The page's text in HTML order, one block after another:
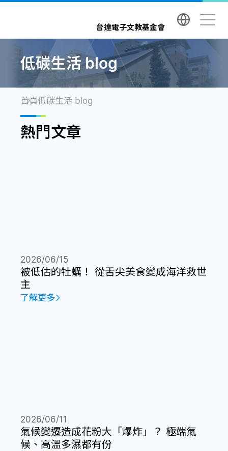
台達電子文教基金會
低碳生活 blog
首頁低碳生活 blog
熱門文章
被低估的牡蠣！ 從舌尖美食變成海洋救世
主
2026/06/15
了解更多
氣候變遷造成花粉大「爆炸」？ 極端氣
候、高溫多濕都有份
2026/06/11